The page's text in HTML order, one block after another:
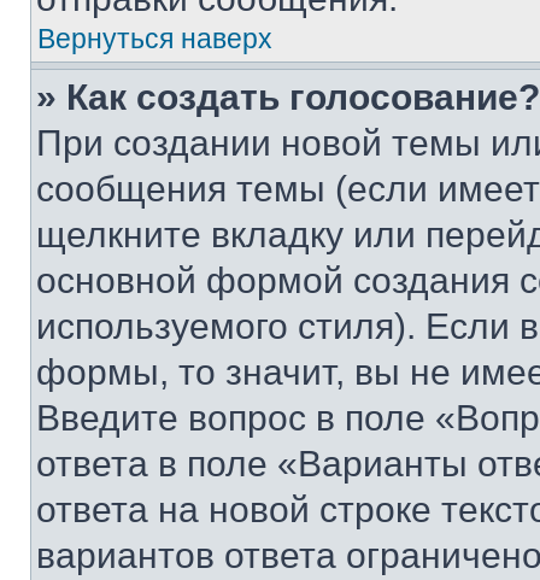
Вернуться наверх
» Как создать голосование?
При создании новой темы
сообщения темы (если
щелкните вкладку или
основной формой создания
используемого стиля). Если
формы, то значит, вы не
Введите вопрос в поле
ответа в поле «Варианты
ответа на новой строке
вариантов ответа